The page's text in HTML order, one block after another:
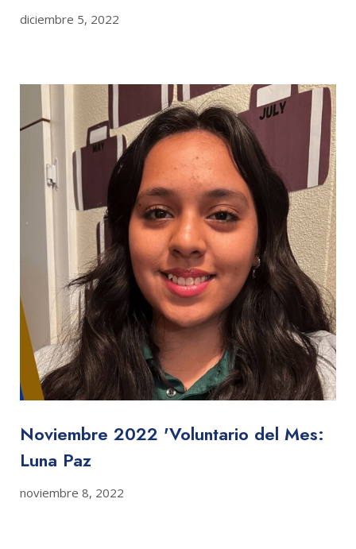
diciembre 5, 2022
Noviembre 2022 'Voluntario del Mes:
Luna Paz
noviembre 8, 2022